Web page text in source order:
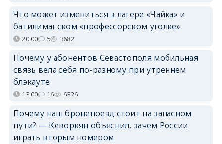
Что может измениться в лагере «Чайка» и
батилиманском «профессорском уголке»
20:00 5 3682
Почему у абонентов Севастополя мобильная
связь вела себя по-разному при утреннем
блэкауте
13:00 16 6326
Почему наш бронепоезд стоит на запасном
пути? — Кеворкян объяснил, зачем России
играть вторым номером